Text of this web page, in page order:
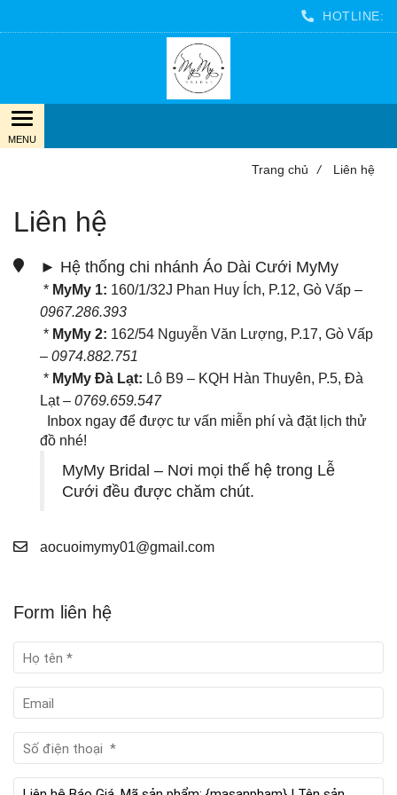
HOTLINE:
Trang chủ / Liên hệ
Liên hệ
► Hệ thống chi nhánh Áo Dài Cưới MyMy
* MyMy 1: 160/1/32J Phan Huy Ích, P.12, Gò Vấp –
0967.286.393
* MyMy 2: 162/54 Nguyễn Văn Lượng, P.17, Gò Vấp
– 0974.882.751
* MyMy Đà Lạt: Lô B9 – KQH Hàn Thuyên, P.5, Đà
Lạt – 0769.659.547
Inbox ngay để được tư vấn miễn phí và đặt lịch thử
đồ nhé!
MyMy Bridal – Nơi mọi thế hệ trong Lễ
Cưới đều được chăm chút.
aocuoimymy01@gmail.com
Form liên hệ